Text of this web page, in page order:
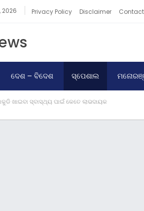
2026 Privacy Policy Disclaimer Contact
ଦେଶ – ବିଦେଶ ସ୍ପେଶାଲ
ଖାଇବା ସ୍ବାସ୍ଥ୍ୟ ପାଇଁ କେତେ ଲାଭଦାୟକ